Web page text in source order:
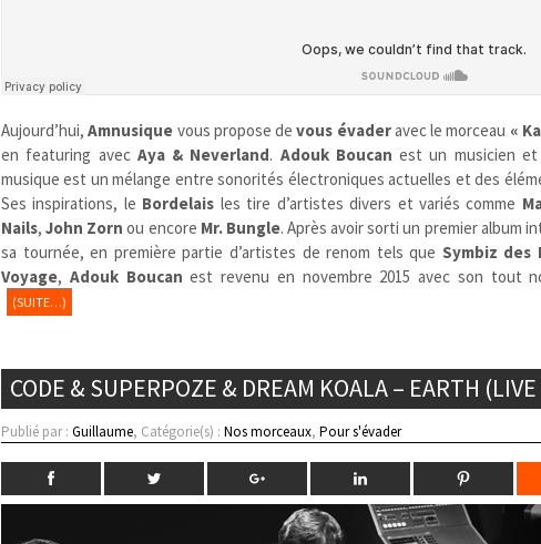
Aujourd’hui,Amnusique vous propose de vous évaderavec le morceau «
en featuring avec Aya & Neverland. Adouk Boucan est un musicien
musique est un mélange entre sonorités électroniques actuelles et des
Ses inspirations, le Bordelais les tire d’artistes divers et variés comme
Nails,John Zorn ou encore Mr. Bungle. Après avoir sorti un premier album
sa tournée, en première partie d’artistes de renom tels que Symbiz des
Voyage, Adouk Boucan est revenu en novembre 2015 avec son tout
(SUITE…)
CODE & SUPERPOZE & DREAM KOALA – EARTH
Publié par :Guillaume, Catégorie(s) :Nos morceaux,Pour s'évader